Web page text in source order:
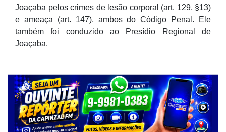
Joaçaba pelos crimes de lesão corporal (art. 129, §13)
e ameaça (art. 147), ambos do Código Penal. Ele
também foi conduzido ao Presídio Regional de
Joaçaba.